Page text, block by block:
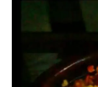
BENGALI STORIES